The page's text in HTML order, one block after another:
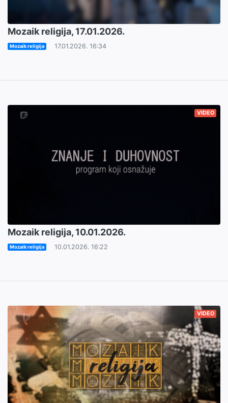
Mozaik religija, 17.01.2026.
Mozaik religija 17.01.2026. 16:34
VIDEO
Mozaik religija, 10.01.2026.
Mozaik religija 10.01.2026. 16:22
VIDEO